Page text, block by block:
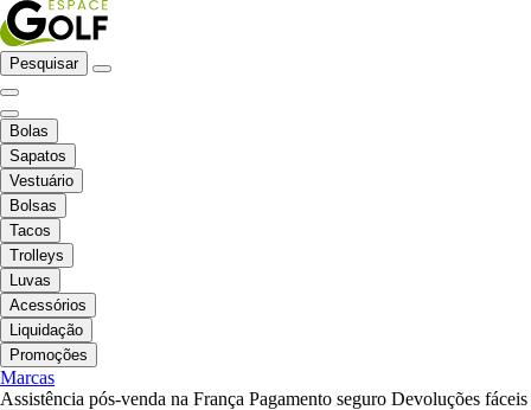
Pesquisar
Bolas
Sapatos
Vestuário
Bolsas
Tacos
Trolleys
Luvas
Acessórios
Liquidação
Promoções
Marcas
Assistência pós-venda na França Pagamento seguro Devoluções fáceis